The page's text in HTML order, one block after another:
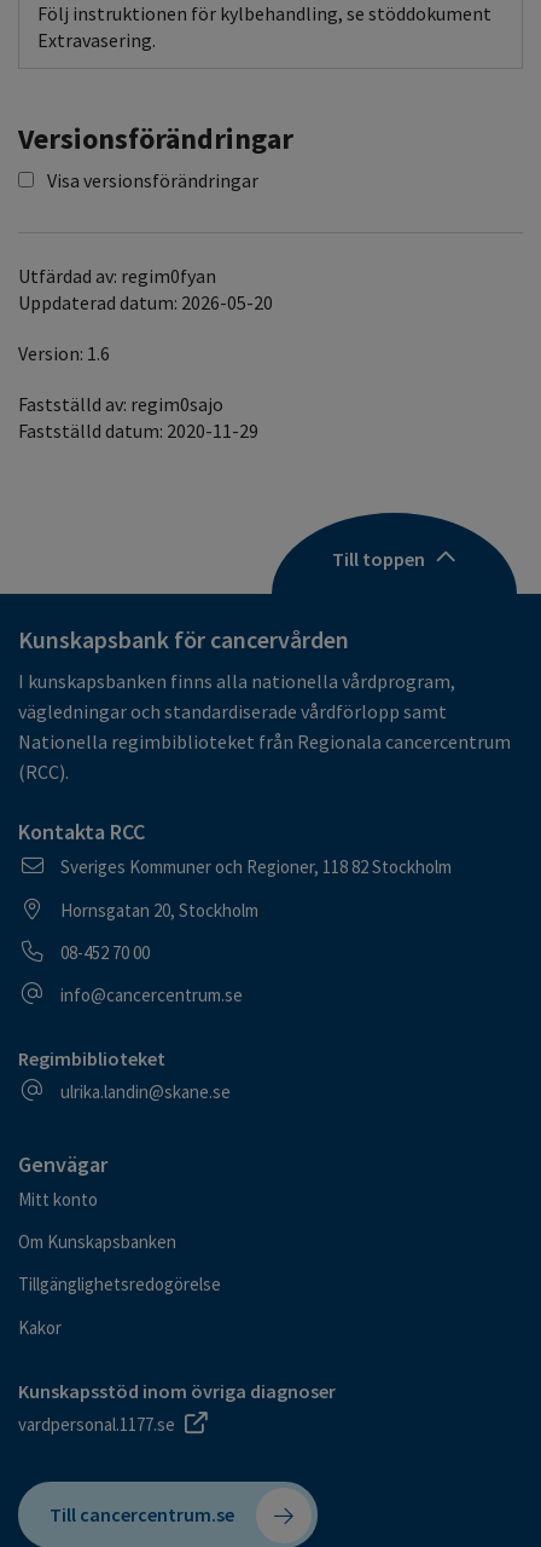
Följ instruktionen för kylbehandling, se stöddokument
Extravasering.
Versionsförändringar
Visa versionsförändringar
Utfärdad av: regim0fyan
Uppdaterad datum: 2026-05-20
Version: 1.6
Fastställd av: regim0sajo
Fastställd datum: 2020-11-29
Till toppen
Kunskapsbank för cancervården
I kunskapsbanken finns alla nationella vårdprogram,
vägledningar och standardiserade vårdförlopp samt
Nationella regimbiblioteket från Regionala cancercentrum
(RCC).
Kontakta RCC
Postadress
Sveriges Kommuner och Regioner, 118 82 Stockholm
Besöksadress
Hornsgatan 20, Stockholm
Telefonnummer
08-452 70 00
E-postadress
info@cancercentrum.se
Regimbiblioteket
E-postadress
ulrika.landin@skane.se
Genvägar
Mitt konto
Om Kunskapsbanken
Tillgänglighetsredogörelse
Kakor
Kunskapsstöd inom övriga diagnoser
vardpersonal.1177.se
Till cancercentrum.se